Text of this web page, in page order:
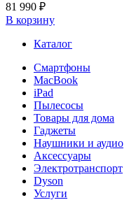
81 990 ₽
В корзину
Каталог
Смартфоны
MacBook
iPad
Пылесосы
Товары для дома
Гаджеты
Наушники и аудио
Аксессуары
Электротранспорт
Dyson
Услуги